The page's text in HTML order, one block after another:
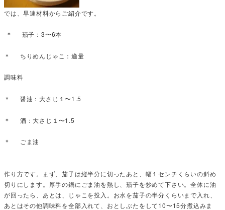
では、早速材料からご紹介です。
＊ 茄子：3〜6本
＊ ちりめんじゃこ：適量
調味料
＊ 醤油：大さじ１〜1.5
＊ 酒：大さじ１〜1.5
＊ ごま油
作り方です。まず、茄子は縦半分に切ったあと、幅１センチくらいの斜め
切りにします。厚手の鍋にごま油を熱し、茄子を炒めて下さい。全体に油
が回ったら、あとは、じゃこを投入。お水を茄子の半分くらいまで入れ、
あとはその他調味料を全部入れて、おとしぶたをして10〜15分煮込みま